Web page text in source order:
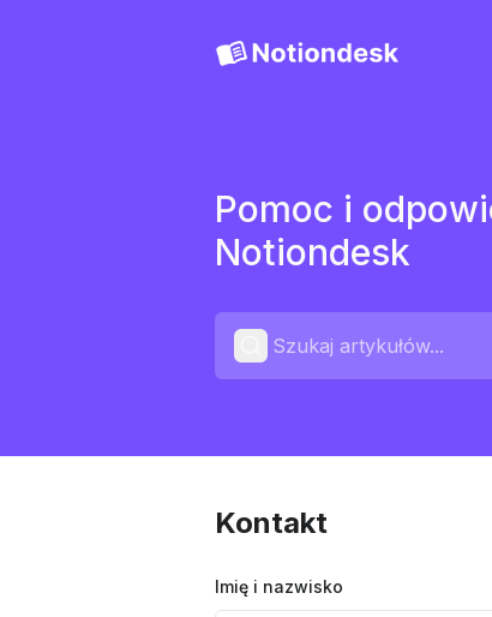
Pomoc i
Notiondesk
Kontakt
Imię i nazwisko